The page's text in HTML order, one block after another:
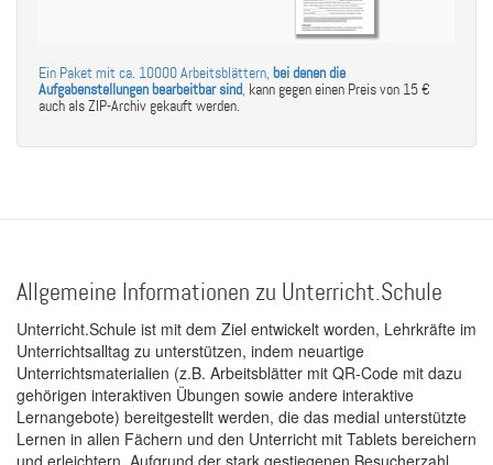
Ein Paket mit ca. 10000 Arbeitsblättern, bei denen die
Aufgabenstellungen bearbeitbar sind, kann gegen einen Preis von 15 €
auch als ZIP-Archiv gekauft werden.
Allgemeine Informationen zu Unterricht.Schule
Unterricht.Schule ist mit dem Ziel entwickelt worden, Lehrkräfte im
Unterrichtsalltag zu unterstützen, indem neuartige
Unterrichtsmaterialien (z.B. Arbeitsblätter mit QR-Code mit dazu
gehörigen interaktiven Übungen sowie andere interaktive
Lernangebote) bereitgestellt werden, die das medial unterstützte
Lernen in allen Fächern und den Unterricht mit Tablets bereichern
und erleichtern. Aufgrund der stark gestiegenen Besucherzahl